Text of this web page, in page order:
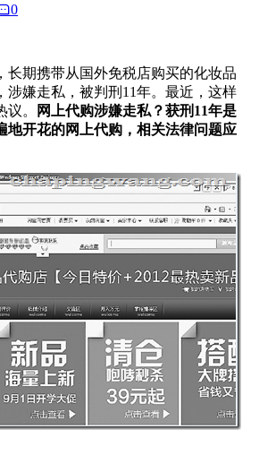
0
长期携带从国外免税店购买的化妆品
涉嫌走私，被判刑11年。最近，这样
。
网上代购涉嫌走私？获刑11年是
地开花的网上代购，相关法律问题应